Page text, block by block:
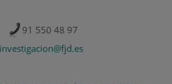
91 550 48 97
investigacion@fjd.es